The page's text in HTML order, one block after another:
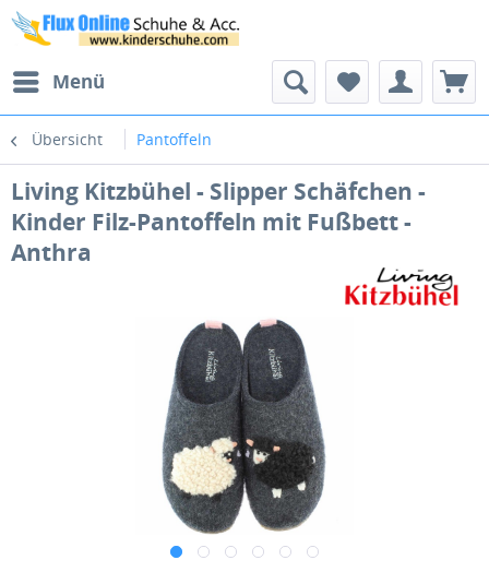
Menü
Übersicht Pantoffeln
Living Kitzbühel - Slipper Schäfchen -
Kinder Filz-Pantoffeln mit Fußbett -
Anthra